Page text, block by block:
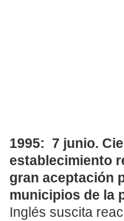
1995: 7 junio.
establecimiento
gran aceptación
municipios de la
Inglés suscita